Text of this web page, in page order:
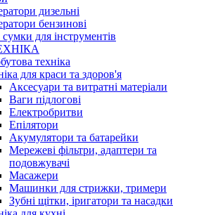
дизельні
бензинові
для інструментів
техніка
для краси та здоров'я
Аксесуари та витратні матеріали
Ваги підлогові
Електробритви
Епілятори
Акумулятори та батарейки
Мережеві фільтри, адаптери та
подовжувачі
Масажери
Машинки для стрижки, тримери
Зубні щітки, іригатори та насадки